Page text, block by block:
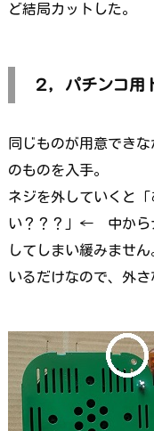
ど結局カットした。
２，パチンコ用
同じものが用意でき
のものを入手。
ネジを外していくと
い？？？」← 中から
してしまい緩みませ
いるだけなので、外さ